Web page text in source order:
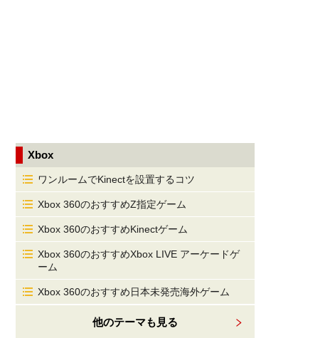
Xbox
ワンルームでKinectを設置するコツ
Xbox 360のおすすめZ指定ゲーム
Xbox 360のおすすめKinectゲーム
Xbox 360のおすすめXbox LIVE アーケードゲ
ーム
Xbox 360のおすすめ日本未発売海外ゲーム
他のテーマも見る